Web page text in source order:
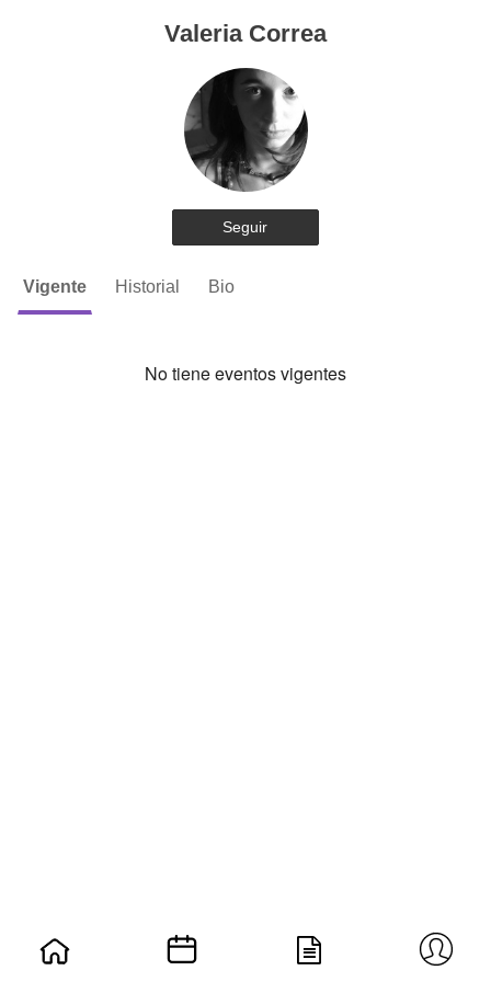
Valeria Correa
Seguir
Vigente Historial Bio
No tiene eventos vigentes